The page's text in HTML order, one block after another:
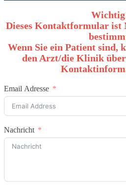
Dieses Kontaktformular ist
Wenn Sie ein Patient sind,
den Arzt/die Klinik über
Email Adresse
Nachricht